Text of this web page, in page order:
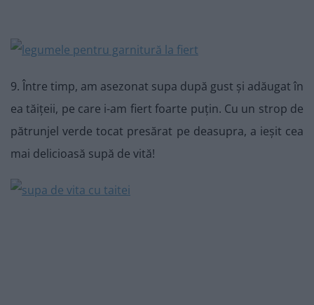
9. Între timp, am asezonat supa după gust și adăugat în
ea tăițeii, pe care i-am fiert foarte puțin. Cu un strop de
pătrunjel verde tocat presărat pe deasupra, a ieșit cea
mai delicioasă supă de vită!